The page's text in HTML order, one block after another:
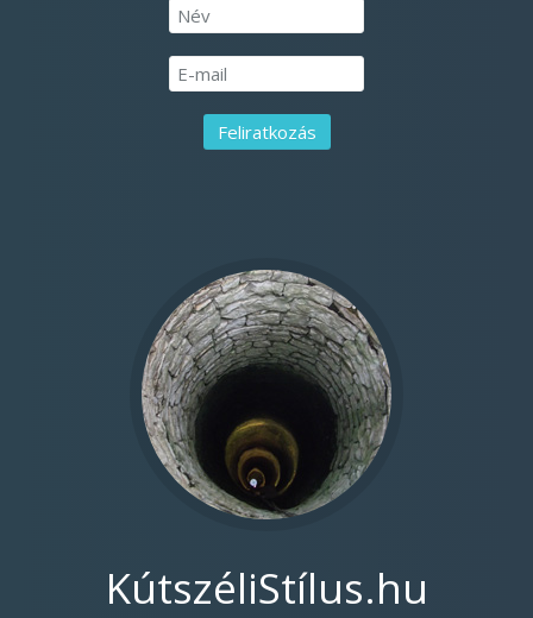
KútszéliStílus.hu